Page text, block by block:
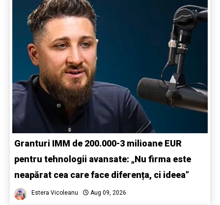
Granturi IMM de 200.000-3 milioane EUR
pentru tehnologii avansate: „Nu firma este
neapărat cea care face diferența, ci ideea”
Estera Vicoleanu Aug 09, 2026